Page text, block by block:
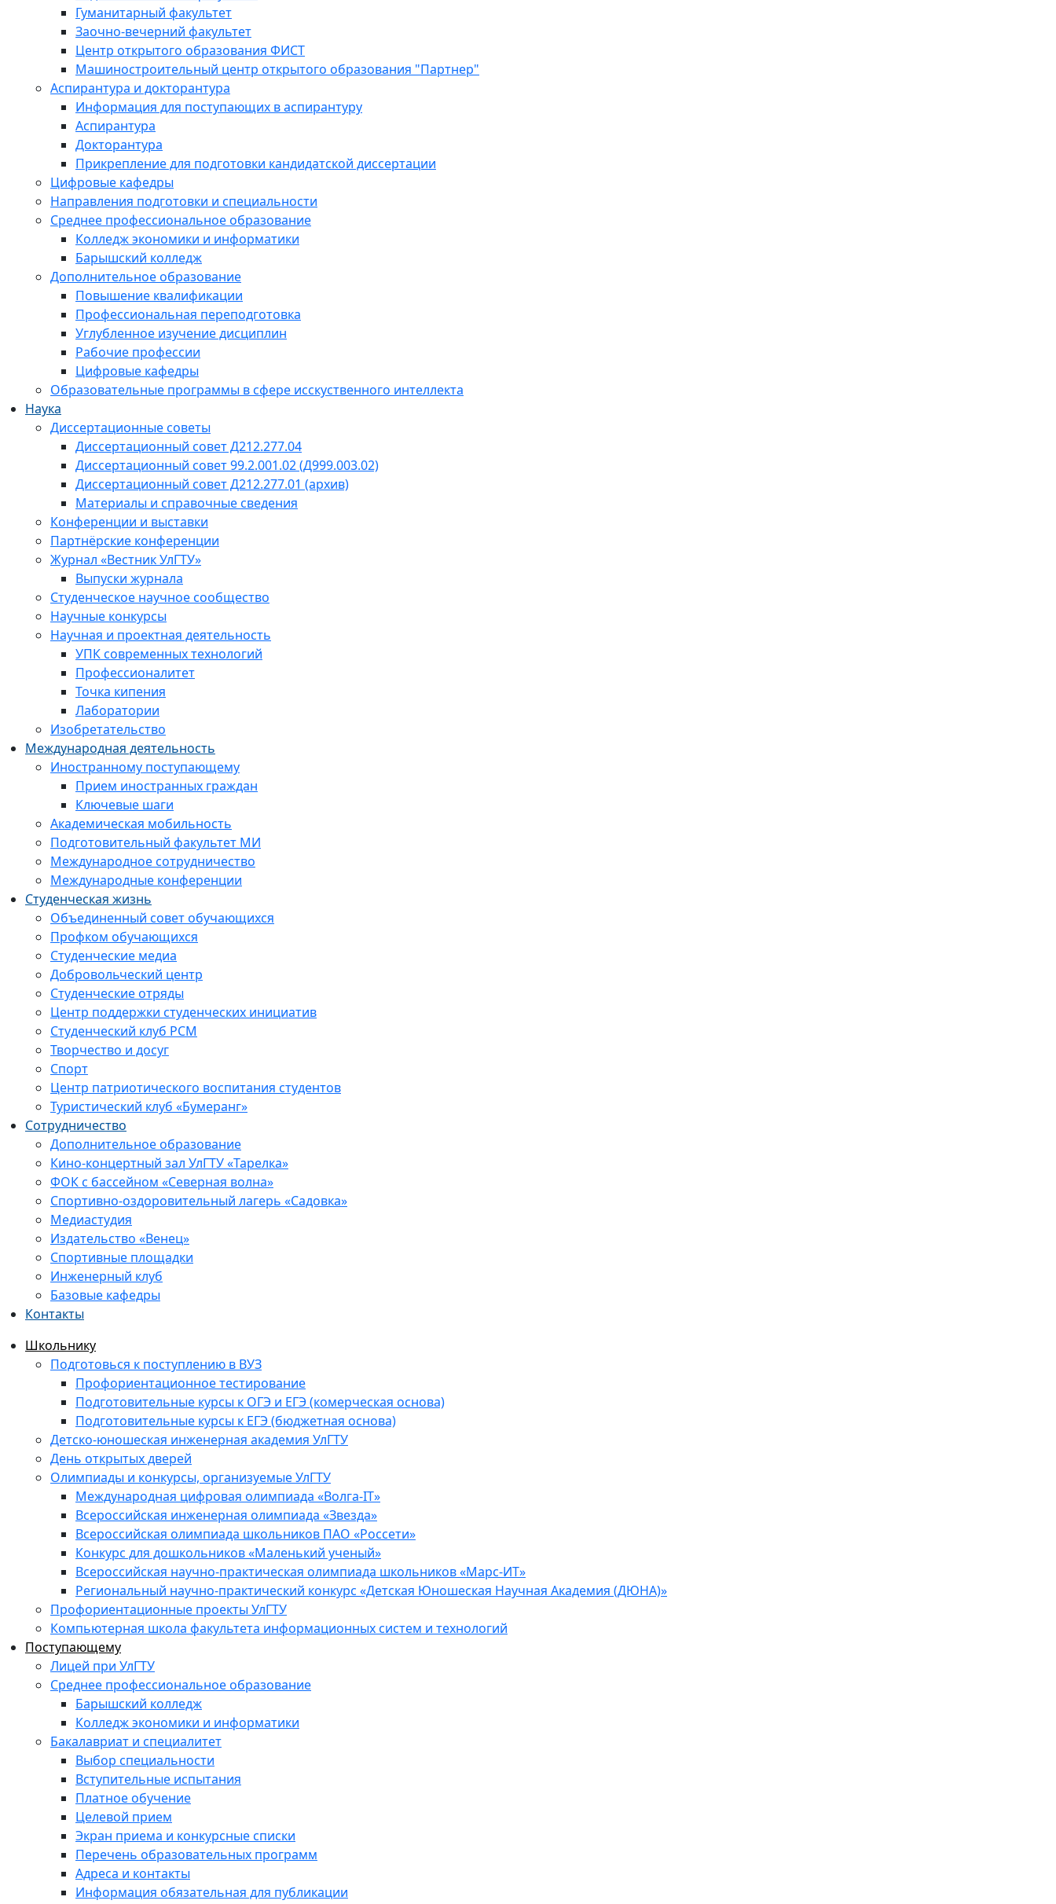
Гуманитарный факультет
Заочно-вечерний факультет
Центр открытого образования ФИСТ
Машиностроительный центр открытого образования "Партнер"
Аспирантура и докторантура
Информация для поступающих в аспирантуру
Аспирантура
Докторантура
Прикрепление для подготовки кандидатской диссертации
Цифровые кафедры
Направления подготовки и специальности
Среднее профессиональное образование
Колледж экономики и информатики
Барышский колледж
Дополнительное образование
Повышение квалификации
Профессиональная переподготовка
Углубленное изучение дисциплин
Рабочие профессии
Цифровые кафедры
Образовательные программы в сфере исскуственного интеллекта
Наука
Диссертационные советы
Диссертационный совет Д212.277.04
Диссертационный совет 99.2.001.02 (Д999.003.02)
Диссертационный совет Д212.277.01 (архив)
Материалы и справочные сведения
Конференции и выставки
Партнёрские конференции
Журнал «Вестник УлГТУ»
Выпуски журнала
Студенческое научное сообщество
Научные конкурсы
Научная и проектная деятельность
УПК современных технологий
Профессионалитет
Точка кипения
Лаборатории
Изобретательство
Международная деятельность
Иностранному поступающему
Прием иностранных граждан
Ключевые шаги
Академическая мобильность
Подготовительный факультет МИ
Международное сотрудничество
Международные конференции
Студенческая жизнь
Объединенный совет обучающихся
Профком обучающихся
Студенческие медиа
Добровольческий центр
Студенческие отряды
Центр поддержки студенческих инициатив
Студенческий клуб РСМ
Творчество и досуг
Спорт
Центр патриотического воспитания студентов
Туристический клуб «Бумеранг»
Сотрудничество
Дополнительное образование
Кино-концертный зал УлГТУ «Тарелка»
ФОК с бассейном «Северная волна»
Спортивно-оздоровительный лагерь «Садовка»
Медиастудия
Издательство «Венец»
Спортивные площадки
Инженерный клуб
Базовые кафедры
Контакты
Школьнику
Подготовься к поступлению в ВУЗ
Профориентационное тестирование
Подготовительные курсы к ОГЭ и ЕГЭ (комерческая основа)
Подготовительные курсы к ЕГЭ (бюджетная основа)
Детско-юношеская инженерная академия УлГТУ
День открытых дверей
Олимпиады и конкурсы, организуемые УлГТУ
Международная цифровая олимпиада «Волга-IT»
Всероссийская инженерная олимпиада «Звезда»
Всероссийская олимпиада школьников ПАО «Россети»
Конкурс для дошкольников «Маленький ученый»
Всероссийская научно-практическая олимпиада школьников «Марс-ИТ»
Региональный научно-практический конкурс «Детская Юношеская Научная Академия (ДЮНА)»
Профориентационные проекты УлГТУ
Компьютерная школа факультета информационных систем и технологий
Поступающему
Лицей при УлГТУ
Среднее профессиональное образование
Барышский колледж
Колледж экономики и информатики
Бакалавриат и специалитет
Выбор специальности
Вступительные испытания
Платное обучение
Целевой прием
Экран приема и конкурсные списки
Перечень образовательных программ
Адреса и контакты
Информация обязательная для публикации